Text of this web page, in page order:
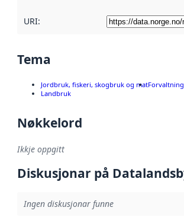
URI:
Tema
Jordbruk, fiskeri, skogbruk og mat
Landbruk
Nøkkelord
Ikkje oppgitt
Diskusjonar på
Ingen diskusjonar funne